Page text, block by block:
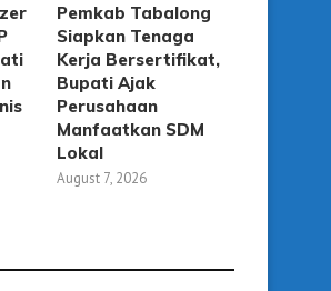
Bioskop Modern
Pemkab Tabalong
Siapkan Tenaga
Kerja Bersertifikat,
Bupati Ajak
Perusahaan
Manfaatkan SDM
Lokal
August 7, 2026